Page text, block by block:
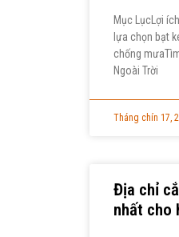
Mục LụcLợi
lựa chọn bạt
chống
Ngoài Trời
Tháng chín 17,
Địa chỉ
nhất cho